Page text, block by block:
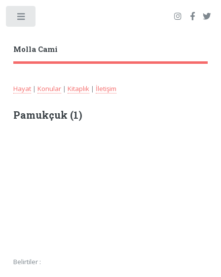
Molla Cami
Hayat| Konular| Kitaplık| İletişim
Pamukçuk (1)
Belirtiler :